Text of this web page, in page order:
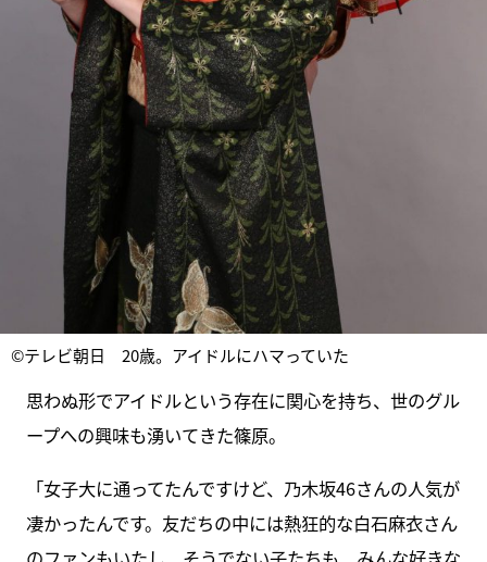
©テレビ朝日 20歳。アイドルにハマっていた
思わぬ形でアイドルという存在に関心を持ち、世のグル
ープへの興味も湧いてきた篠原。
「女子大に通ってたんですけど、乃木坂46さんの人気が
凄かったんです。友だちの中には熱狂的な白石麻衣さん